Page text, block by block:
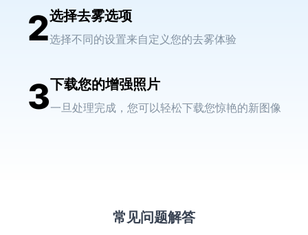
2选择去雾选项
选择不同的设置来自定义您的去雾体验
3下载您的增强照片
一旦处理完成，您可以轻松下载您惊艳的新图像
常见问题解答